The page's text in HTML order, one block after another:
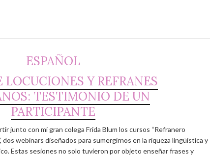
ESPAÑOL
LOCUCIONES Y REFRANES
TESTIMONIO DE UN
PARTICIPANTE
junto con mi gran colega Frida Blum los cursos “Refranero
dos webinars diseñados para sumergirnos en la riqueza lingüística y
Estas sesiones no solo tuvieron por objeto enseñar frases y